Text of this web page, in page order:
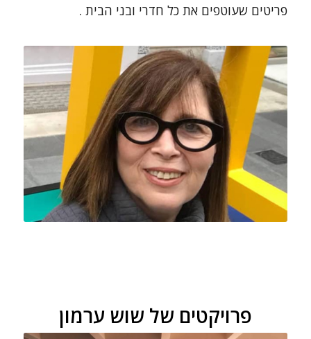
פריטים שעוטפים את כל חדרי ובני הבית .
פרויקטים של שוש ערמון